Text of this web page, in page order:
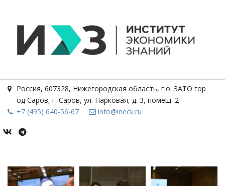
Россия, 607328, Нижегородская область, г.о. ЗАТО гор
од Саров, г. Саров, ул. Парковая, д. 3, помещ. 2
+7 (495) 640-56-67
info@ineck.ru